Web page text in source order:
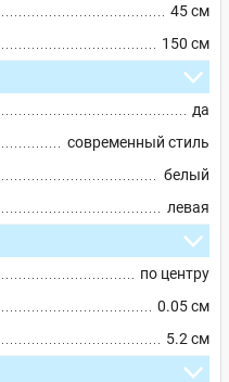
45 см
150 см
да
современный стиль
белый
левая
по центру
0.05 см
5.2 см